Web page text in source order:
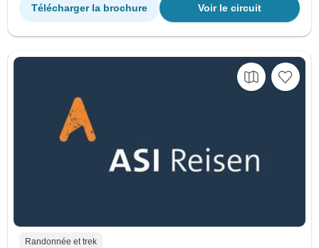
Voir le circuit
Télécharger la brochure
Randonnée et trek